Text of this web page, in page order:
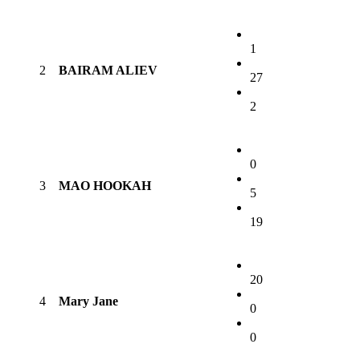
2 BAIRAM ALIEV
1
27
2
3 MAO HOOKAH
0
5
19
4 Mary Jane
20
0
0